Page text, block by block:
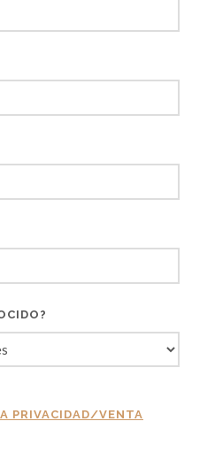
PRIVACIDAD/VENTA